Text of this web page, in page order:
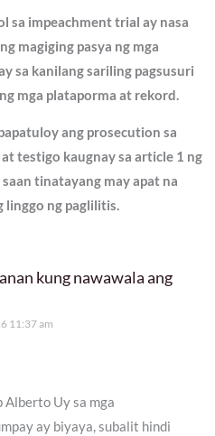
sa impeachment trial ay nasa
magiging pasya ng mga
sa kanilang sariling pagsusuri
mga plataporma at rekord.
ang prosecution sa
testigo kaugnay sa article 1 ng
tinatayang may apat na
linggo ng paglilitis.
kung nawawala ang
11:37 am
Alberto Uy sa mga
ay biyaya, subalit hindi